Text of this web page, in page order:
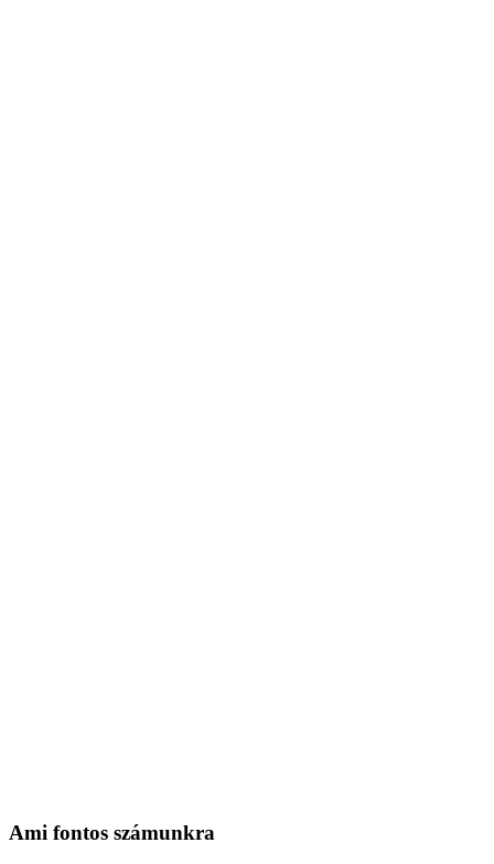
Ami fontos számunkra